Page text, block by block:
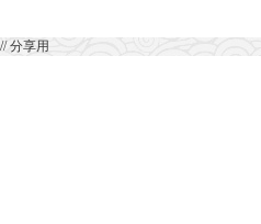
// 分享用